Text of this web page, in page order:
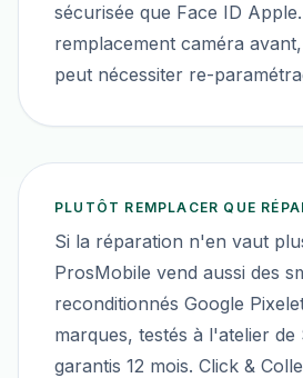
sécurisée que Face ID
remplacement caméra
peut nécessiter re-
PLUTÔT REMPLACER QUE
Si la réparation n'en vaut
ProsMobile vend aussi des
reconditionnés Google Pixel
marques, testés à l'atelier de
garantis 12 mois. Click &